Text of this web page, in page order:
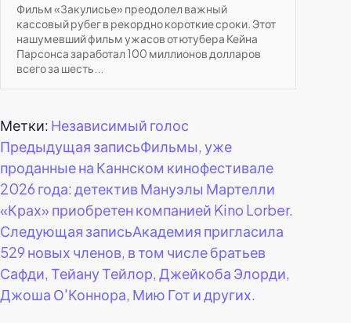
Фильм «Закулисье» преодолел важный
кассовый рубег в рекордно короткие сроки. Этот
нашумевший фильм ужасов от ютубера Кейна
Парсонса заработал 100 миллионов долларов
всего за шесть...
Метки: Независимый голос
Навигация
по
записям
Предыдущая записьФильмы, уже
проданные на Каннском кинофестивале
2026 года: детектив Мануэлы Мартелли
«Крах» приобретен компанией Kino Lorber.
Следующая записьАкадемия пригласила
529 новых членов, в том числе братьев
Сафди, Тейану Тейлор, Джейкоба Элорди,
Джоша О'Коннора, Мию Гот и других.